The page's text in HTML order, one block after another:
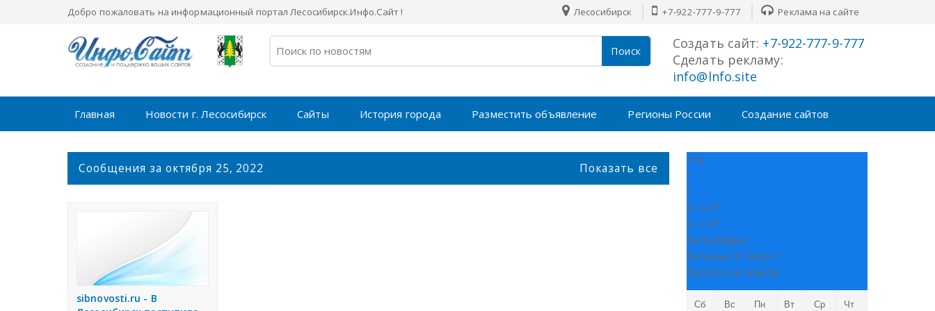
Добро пожаловать на информационный портал Лесосибирск.Инфо.Сайт ! Лесосибирск +7-922-777-9-777 Реклама на сайте
Поиск Создать сайт: +7-922-777-9-777
Сделать рекламу:
info@lnfo.site
Главная Новости г. Лесосибирск Сайты История города Разместить объявление Регионы России Создание сайтов
Сообщения за октября 25, 2022 Показать все
sibnovosti.ru - В
+18
°
C
H: +25°
L: +16°
Лесосибирск
Пятница, 07 Август
Прогноз на неделю
Сб Вс Пн Вт Ср Чт